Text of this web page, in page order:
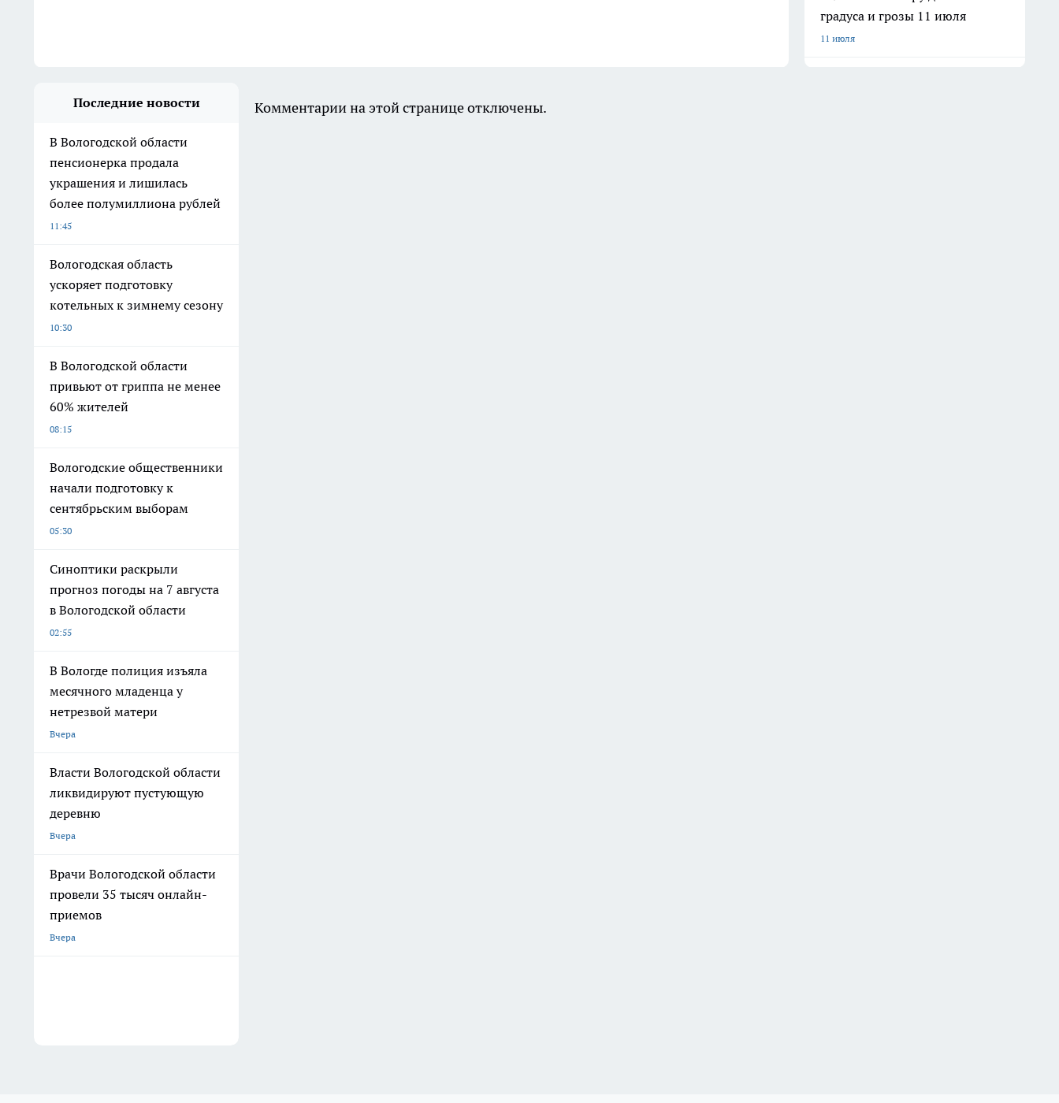
градуса и грозы 11 июля
11 июля
Последние новости
В Вологодской области
пенсионерка продала
украшения и лишилась
более полумиллиона рублей
11:45
Вологодская область
ускоряет подготовку
котельных к зимнему сезону
10:30
В Вологодской области
привьют от гриппа не менее
60% жителей
08:15
Вологодские общественники
начали подготовку к
сентябрьским выборам
05:30
Синоптики раскрыли
прогноз погоды на 7 августа
в Вологодской области
02:55
В Вологде полиция изъяла
месячного младенца у
нетрезвой матери
Вчера
Власти Вологодской области
ликвидируют пустующую
деревню
Вчера
Врачи Вологодской области
провели 35 тысяч онлайн-
приемов
Вчера
Комментарии на этой странице отключены.